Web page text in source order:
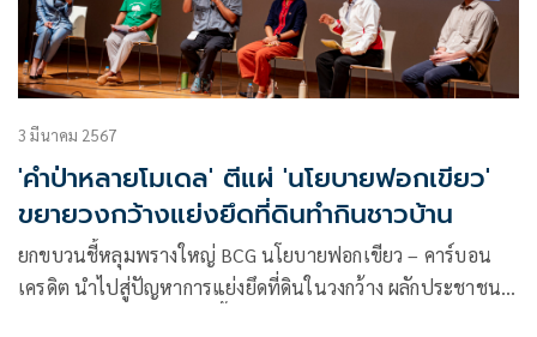
3 มีนาคม 2567
'คำป่าหลายโมเดล' ตีแผ่ 'นโยบายฟอกเขียว'
ขยายวงกว้างแย่งยึดที่ดินทำกินชาวบ้าน
ยกขบวนชี้หลุมพรางใหญ่ BCG นโยบายฟอกเขียว – คาร์บอน
เครดิต นำไปสู่ปัญหาการแย่งยึดที่ดินในวงกว้าง ผลักประชาชน